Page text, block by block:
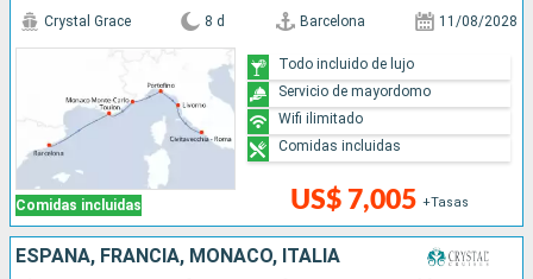
Comidas incluidas
Crystal Grace 8 d Barcelona 11/08/2028
US$ 7,005 +Tasas
Todo incluido de lujo
Servicio de mayordomo
Wifi ilimitado
Comidas incluidas
ESPAÑA, FRANCIA, MONACO, ITALIA